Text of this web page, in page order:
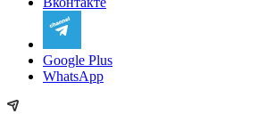
Google Plus
WhatsApp